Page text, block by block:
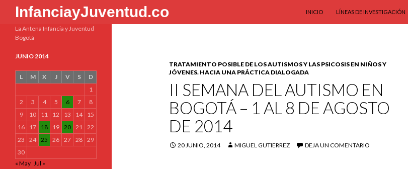
InfanciayJuventud.co
Buscar
INICIO
LÍNEAS DE INVESTIGACIÓN
TRATAMIENTO POSIBLE DE LOS AUTISMOS Y LAS PSICOSIS EN NIÑOS Y
JÓVENES. HACIA UNA PRÁCTICA DIALOGADA
II SEMANA DEL AUTISMO EN
BOGOTÁ – 1 AL 8 DE AGOSTO
DE 2014
20 JUNIO, 2014 MIGUEL GUTIERREZ DEJA UN COMENTARIO
La Antena Infancia y Juventud
Bogotá
JUNIO 2014
L M X J V S
D
1
2
3 4 5 6 7
8
9
10 11 12 13 14
15
16
17 18 19 20 21 22
23
24 25 26 27 28 29
30
« May Jul »